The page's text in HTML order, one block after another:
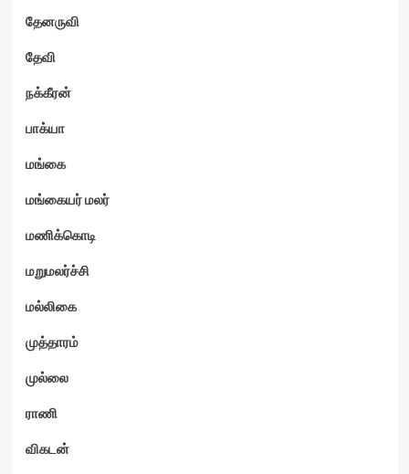
தேனருவி
தேவி
நக்கீரன்
பாக்யா
மங்கை
மங்கையர் மலர்
மணிக்கொடி
மறுமலர்ச்சி
மல்லிகை
முத்தாரம்
முல்லை
ராணி
விகடன்